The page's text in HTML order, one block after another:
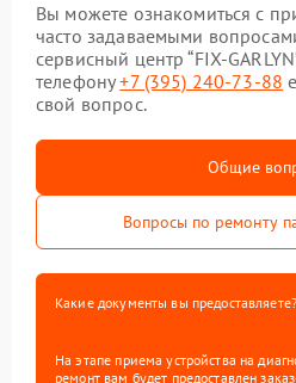
Вы можете ознакомиться с
часто задаваемыми
сервисный центр “FIX-
телефону+7 (395) 240-73-88
свой вопрос.
Общие
Вопросы по ремонту
Какие документы вы предоставляете?
На этапе приема устройства на
ремонт вам будет предоставлен